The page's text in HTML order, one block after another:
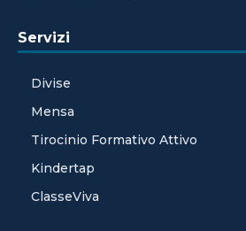
Servizi
Divise
Mensa
Tirocinio Formativo Attivo
Kindertap
ClasseViva